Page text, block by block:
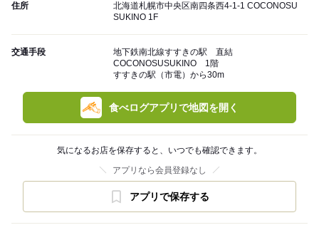
住所
北海道札幌市中央区南四条西4-1-1 COCONOSU
SUKINO 1F
交通手段
地下鉄南北線すすきの駅 直結
COCONOSUSUKINO 1階
すすきの駅（市電）から30m
食べログアプリで地図を開く
気になるお店を保存すると、いつでも確認できます。
アプリなら会員登録なし
アプリで保存する